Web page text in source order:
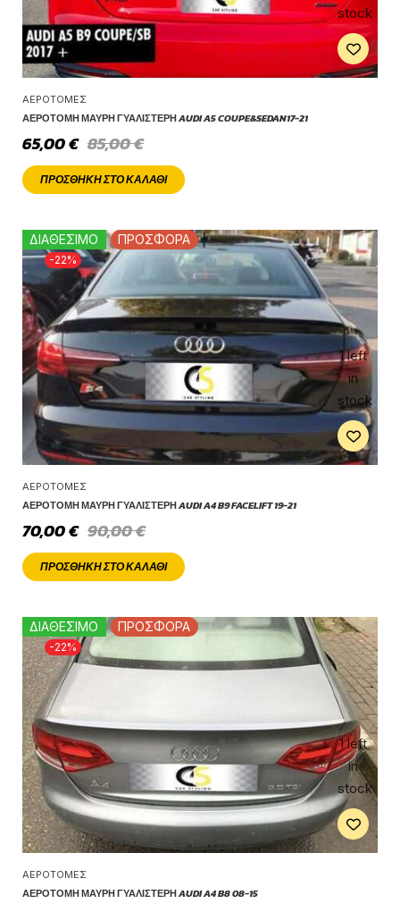
stock
ΑΕΡΟΤΟΜΈΣ
ΑΕΡΟΤΟΜΉ ΜΑΎΡΗ ΓΥΑΛΙΣΤΕΡΉ AUDI A5 COUPE&SEDAN17-21
85,00€
65,00€
ΠΡΟΣΘΉΚΗ ΣΤΟ ΚΑΛΆΘΙ
-22%
ΔΙΑΘΕΣΙΜΟ ΠΡΟΣΦΟΡΑ
1 left
in
stock
ΑΕΡΟΤΟΜΈΣ
ΑΕΡΟΤΟΜΉ ΜΑΎΡΗ ΓΥΑΛΙΣΤΕΡΉ AUDI A4 B9 FACELIFT 19-21
90,00€
70,00€
ΠΡΟΣΘΉΚΗ ΣΤΟ ΚΑΛΆΘΙ
-22%
ΔΙΑΘΕΣΙΜΟ ΠΡΟΣΦΟΡΑ
1 left
in
stock
ΑΕΡΟΤΟΜΈΣ
ΑΕΡΟΤΟΜΉ ΜΑΎΡΗ ΓΥΑΛΙΣΤΕΡΉ AUDI A4 B8 08-15